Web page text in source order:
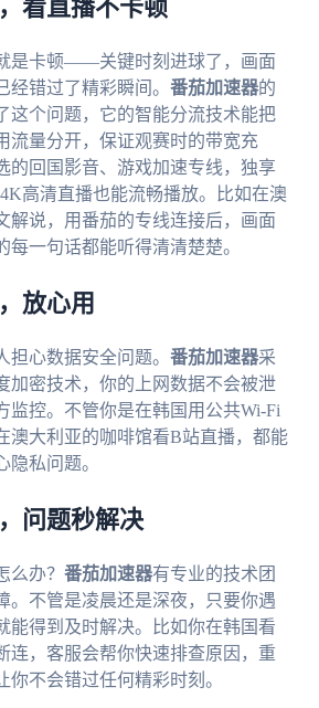
看直播不卡顿
是卡顿——关键时刻进球了，画面
经错过了精彩瞬间。 番茄加速器的
这个问题，它的智能分流技术能把
流量分开，保证观赛时的带宽充
的回国影音、游戏加速专线，独享
高清直播也能流畅播放。比如在澳
解说，用番茄的专线连接后，画面
每一句话都能听得清清楚楚。
放心用
担心数据安全问题。 番茄加速器采
加密技术，你的上网数据不会被泄
监控。不管你是在韩国用公共Wi-Fi
澳大利亚的咖啡馆看B站直播，都能
私问题。
问题秒解决
么办？ 番茄加速器有专业的技术团
。不管是凌晨还是深夜，只要你遇
能得到及时解决。比如你在韩国看
连，客服会帮你快速排查原因，重
你不会错过任何精彩时刻。